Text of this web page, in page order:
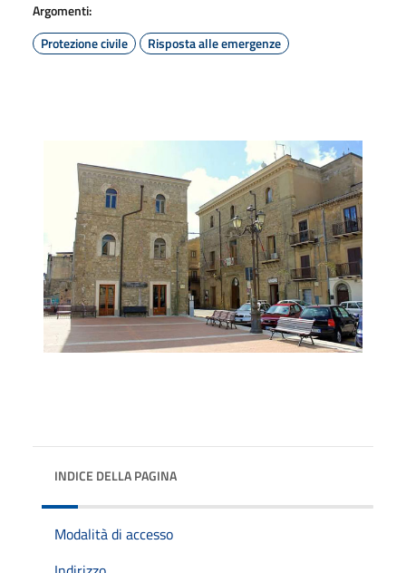
Argomenti:
Protezione civile
Risposta alle emergenze
INDICE DELLA PAGINA
Modalità di accesso